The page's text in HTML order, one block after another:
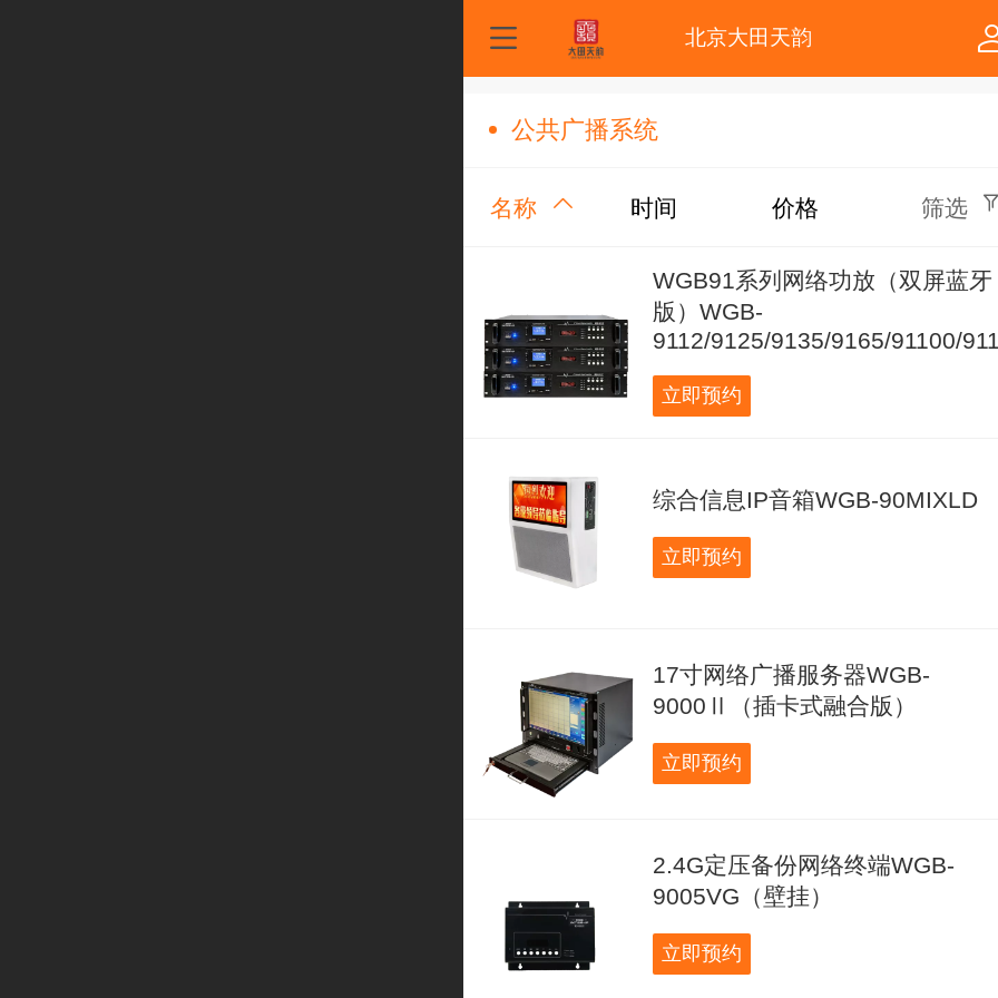
北京大田天韵
公共广播系统
名称 时间 价格 筛选
WGB91系列网络功放（双屏蓝牙
版）WGB-
立即预约
综合信息IP音箱WGB-90MIXLD
立即预约
17寸网络广播服务器WGB-
9000Ⅱ（插卡式融合版）
立即预约
2.4G定压备份网络终端WGB-
9005VG（壁挂）
立即预约